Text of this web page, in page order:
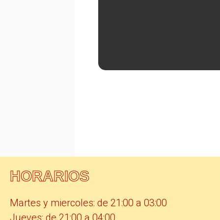
HORARIOS
Martes y miercoles: de 21:00 a 03:00
Jueves: de 21:00 a 04:00